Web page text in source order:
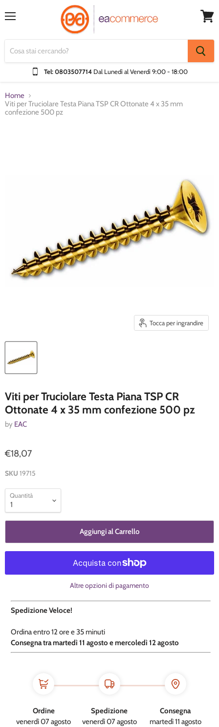
Tel: 0803507714 Dal Lunedì al Venerdì9:00 - 18:00
Home
Viti per Truciolare Testa Piana TSP CR Ottonate 4 x 35 mm
confezione 500 pz
Tocca per ingrandire
Viti per Truciolare Testa Piana TSP CR
Ottonate 4 x 35 mm confezione 500 pz
by EAC
€18,07
SKU 19715
Quantità
Aggiungi al Carrello
Altre opzioni di pagamento
Spedizione Veloce!
Ordina entro12 ore e35 minuti
​Consegna tra martedì 11 agosto e mercoledì 12 agosto
Ordine
venerdì 07 agosto
Spedizione
venerdì 07 agosto
Consegna
martedì 11 agosto